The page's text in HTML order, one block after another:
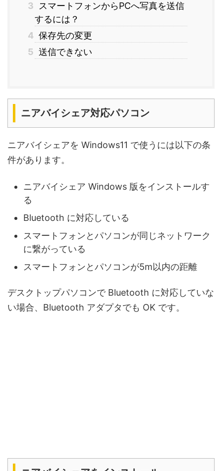
3
スマートフォンからPCへ写真を送信
するには？
4 保存先の変更
5 送信できない
ニアバイシェア対応パソコン
ニアバイシェアを Windows11 で使うには以下の条
件があります。
ニアバイシェア Windows 版をインストールす
る
Bluetooth に対応している
スマートフォンとパソコンが同じネットワーク
に繋がっている
スマートフォンとパソコンが5m以内の距離
デスクトップパソコンで Bluetooth に対応していな
い場合、Bluetooth アダプタでも OK です。